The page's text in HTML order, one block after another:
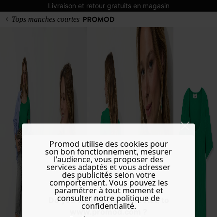
Livraison et retour gratuits en magasin
Do you want to be redirected to
www.promod.com ?
Tops manches courtes
Promod utilise des cookies pour
son bon fonctionnement, mesurer
l'audience, vous proposer des
services adaptés et vous adresser
des publicités selon votre
comportement. Vous pouvez les
paramétrer à tout moment et
consulter notre politique de
confidentialité.